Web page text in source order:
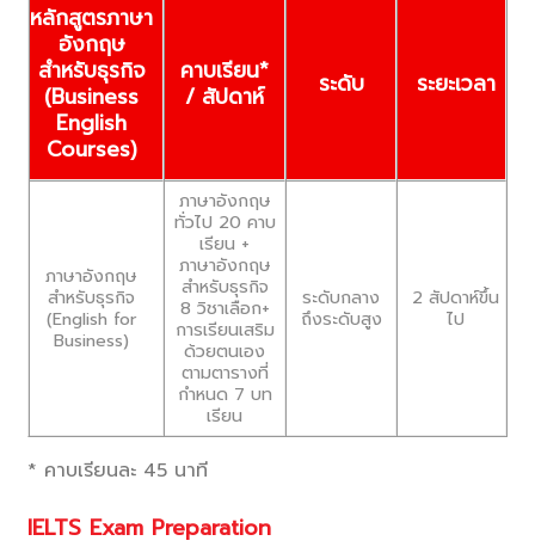
หลักสูตรภาษา
อังกฤษ
สำหรับธุรกิจ
(Business
English
Courses)
คาบเรียน*
/ สัปดาห์
ระดับ ระยะเวลา
ภาษาอังกฤษ
สำหรับธุรกิจ
(English for
Business)
ภาษาอังกฤษ
ทั่วไป 20 คาบ
เรียน +
ภาษาอังกฤษ
สำหรับธุรกิจ
8 วิชาเลือก+
การเรียนเสริม
ด้วยตนเอง
ตามตารางที่
กำหนด 7 บท
เรียน
ระดับกลาง
ถึงระดับสูง
2 สัปดาห์ขึ้น
ไป
* คาบเรียนละ 45 นาที
IELTS Exam Preparation